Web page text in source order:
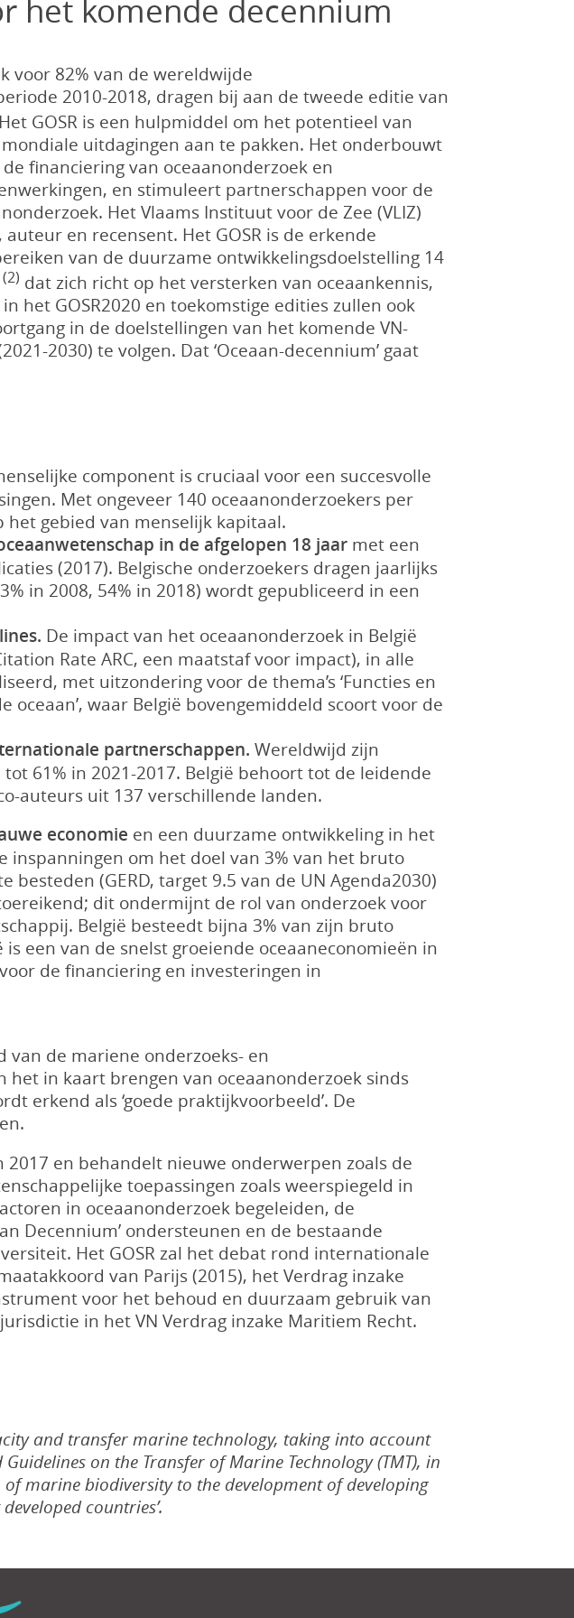
het komende decennium
voor 82% van de wereldwijde
2010-2018, dragen bij aan de tweede editie van
GOSR is een hulpmiddel om het potentieel van
uitdagingen aan te pakken. Het onderbouwt
financiering van oceaanonderzoek en
en stimuleert partnerschappen voor de
Het Vlaams Instituut voor de Zee (VLIZ)
en recensent. Het GOSR is de erkende
van de duurzame ontwikkelingsdoelstelling 14
(2) dat zich richt op het versterken van oceaankennis,
het GOSR2020 en toekomstige edities zullen ook
in de doelstellingen van het komende VN-
2030) te volgen. Dat ‘Oceaan-decennium’ gaat
component is cruciaal voor een succesvolle
Met ongeveer 140 oceaanonderzoekers per
gebied van menselijk kapitaal.
in de afgelopen 18 jaar met een
(2017). Belgische onderzoekers dragen jaarlijks
in 2008, 54% in 2018) wordt gepubliceerd in een
De impact van het oceaanonderzoek in België
Rate ARC, een maatstaf voor impact), in alle
met uitzondering voor de thema’s ‘Functies en
oceaan’, waar België bovengemiddeld scoort voor de
partnerschappen. Wereldwijd zijn
61% in 2021-2017. België behoort tot de leidende
auteurs uit 137 verschillende landen.
economie en een duurzame ontwikkeling in het
inspanningen om het doel van 3% van het bruto
(GERD, target 9.5 van de UN Agenda2030)
dit ondermijnt de rol van onderzoek voor
België besteedt bijna 3% van zijn bruto
een van de snelst groeiende oceaaneconomieën in
de financiering en investeringen in
van de mariene onderzoeks- en
in kaart brengen van oceaanonderzoek sinds
erkend als ‘goede praktijkvoorbeeld’. De
2017 en behandelt nieuwe onderwerpen zoals de
toepassingen zoals weerspiegeld in
in oceaanonderzoek begeleiden, de
Decennium’ ondersteunen en de bestaande
Het GOSR zal het debat rond internationale
van Parijs (2015), het Verdrag inzake
voor het behoud en duurzaam gebruik van
in het VN Verdrag inzake Maritiem Recht.
and transfer marine technology, taking into account
on the Transfer of Marine Technology (TMT), in
marine biodiversity to the development of developing
countries’.